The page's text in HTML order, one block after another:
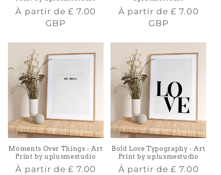
Prix
habituel
À partir de£ 7.00
GBP
Prix
habituel
À partir de£ 7.00
GBP
Moments Over Things - Art
Print by uplusmestudio
Prix
À partir de£ 7.00
Bold Love Typography - Art
Print by uplusmestudio
Prix
À partir de£ 7.00